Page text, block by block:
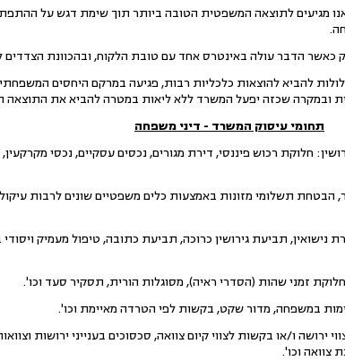
מגיעים לתוצאה המשפטית הטובה ביותר תוך שימת דגש על
כאשר הדבר עולה באינטרס אחד עם טובת הלקוח, ובהכוונת הצדדים
להביא להוצאות כלכליות רבות, פגיעה במרקם היחסים
ובמקרה שכזה יפעל המשרד ללא ליאות במטרה להביא את
תחומי עיסוק המשרד - דיני משפחה
חלוקת רכוש פיננסי, דירת מגורים, נכסים עסקיים, נכסי מקרקעין,
הבטחת תשלומי מזונות באמצעות כלים משפטיים שונים לרבות
נישואין, תביעת גירושין כרוכה, תביעת כתובה, טיפול מעמיק
זמני שהות (הסדרי ראיה), מסוגלות הורית, תסקיר סעד וכו'.
במשפחה, מדור שקט, בקשות לפי הטרדה מאיימת וכו'.
ירושה ו/או בקשות לצווי קיום צוואה, סכסוכים בענייני ירושות
צוואה וכו'.